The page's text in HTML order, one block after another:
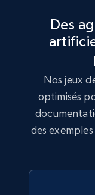
Des
Nos jeux
optimisés
des